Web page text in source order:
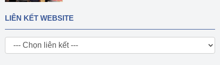
LIÊN KẾT WEBSITE